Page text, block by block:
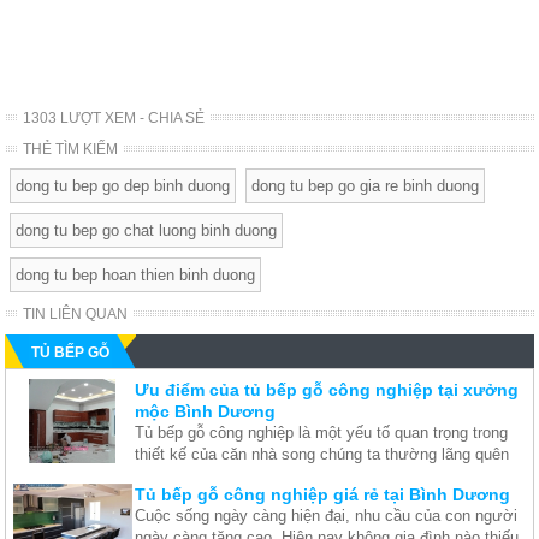
1303 LƯỢT XEM - CHIA SẺ
THẺ TÌM KIẾM
dong tu bep go dep binh duong dong tu bep go gia re binh duong
dong tu bep go chat luong binh duong
dong tu bep hoan thien binh duong
TIN LIÊN QUAN
TỦ BẾP GỖ
Ưu điểm của tủ bếp gỗ công nghiệp tại xưởng
mộc Bình Dương
Tủ bếp gỗ công nghiệp là một yếu tố quan trọng trong
thiết kế của căn nhà song chúng ta thường lãng quên
dựng nhà đã hoàn tất. Thế nên chúng tôi đưa ra những
ưu điểm để bạn thấy được rằng thật ra tủ bếp cũng rất
Tủ bếp gỗ công nghiệp giá rẻ tại Bình Dương
Cuộc sống ngày càng hiện đại, nhu cầu của con người